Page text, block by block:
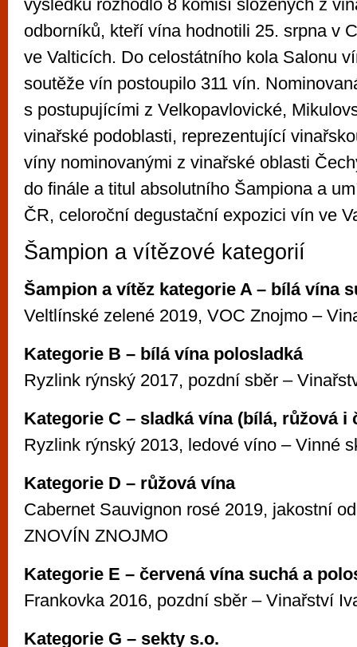
výsledku rozhodlo 8 komisí složených z
odborníků, kteří vína hodnotili 25. srpna v
ve Valticích. Do celostátního kola Salonu
soutěže vín postoupilo 311 vín.
s postupujícími z Velkopavlovické,
vinařské podoblasti, reprezentující
víny nominovanými z vinařské oblasti
do finále a titul absolutního Šampiona a
ČR, celoroční degustační expozici vín ve
Šampion a vítězové kategorií
Šampion a vítěz kategorie A – bílá vína
Veltlínské zelené 2019, VOC Znojmo –
Kategorie B – bílá vína polosladká
Ryzlink rýnský 2017, pozdní sběr –
Kategorie C – sladká vína (bílá, růžová i
Ryzlink rýnský 2013, ledové víno – Vinné
Kategorie D – růžová vína
Cabernet Sauvignon rosé 2019, jakostní
ZNOVÍN ZNOJMO
Kategorie E – červená vína suchá a
Frankovka 2016, pozdní sběr – Vinařství
Kategorie G – sekty s.o.